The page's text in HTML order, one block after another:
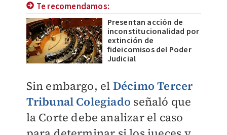
Te recomendamos:
Presentan acción de
inconstitucionalidad por
extinción de
fideicomisos del Poder
Judicial
Sin embargo, el Décimo Tercer
Tribunal Colegiado señaló que
la Corte debe analizar el caso